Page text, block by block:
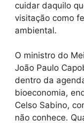
cuidar daquilo
visitação como
ambiental.
O ministro do
João Paulo
dentro da
bioeconomia,
Celso Sabino,
não conhece.